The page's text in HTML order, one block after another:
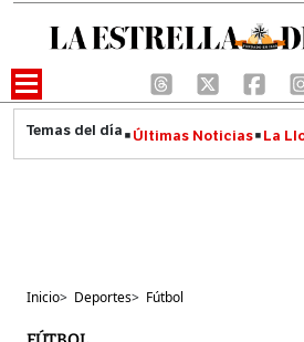
Últimas Noticias La
Inicio> Deportes> Fútbol